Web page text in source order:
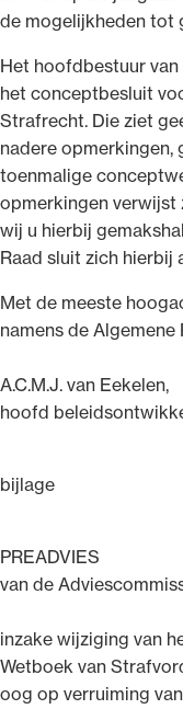
de mogelijkheden tot
Het hoofdbestuur van
het conceptbesluit
Strafrecht. Die ziet
nadere opmerkingen,
toenmalige
opmerkingen verwijst
wij u hierbij
Raad sluit zich hierbij
Met de meeste
namens de Algemene
A.C.M.J. van Eekelen,
hoofd
bijlage
PREADVIES
van de
inzake wijziging van
Wetboek van
oog op verruiming